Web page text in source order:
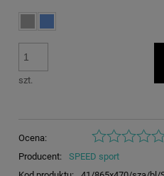
szt.
Ocena:
Producent:
SPEED sport